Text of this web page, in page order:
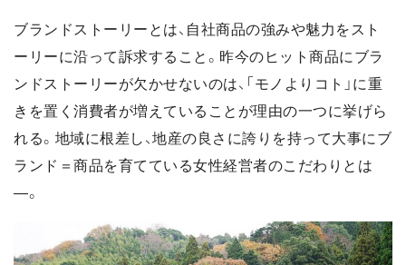
ブランドストーリーとは、自社商品の強みや魅力をスト
ーリーに沿って訴求すること。昨今のヒット商品にブラ
ンドストーリーが欠かせないのは、「モノよりコト」に重
きを置く消費者が増えていることが理由の一つに挙げら
れる。地域に根差し、地産の良さに誇りを持って大事にブ
ランド＝商品を育てている女性経営者のこだわりとは
―。